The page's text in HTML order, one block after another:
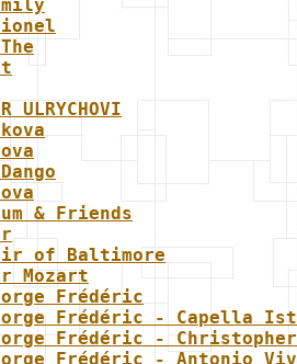
ULRYCHOVI
& Friends
of Baltimore
Mozart
Frédéric
Frédéric - Capella
Frédéric - Christopher
Frédéric - Antonio